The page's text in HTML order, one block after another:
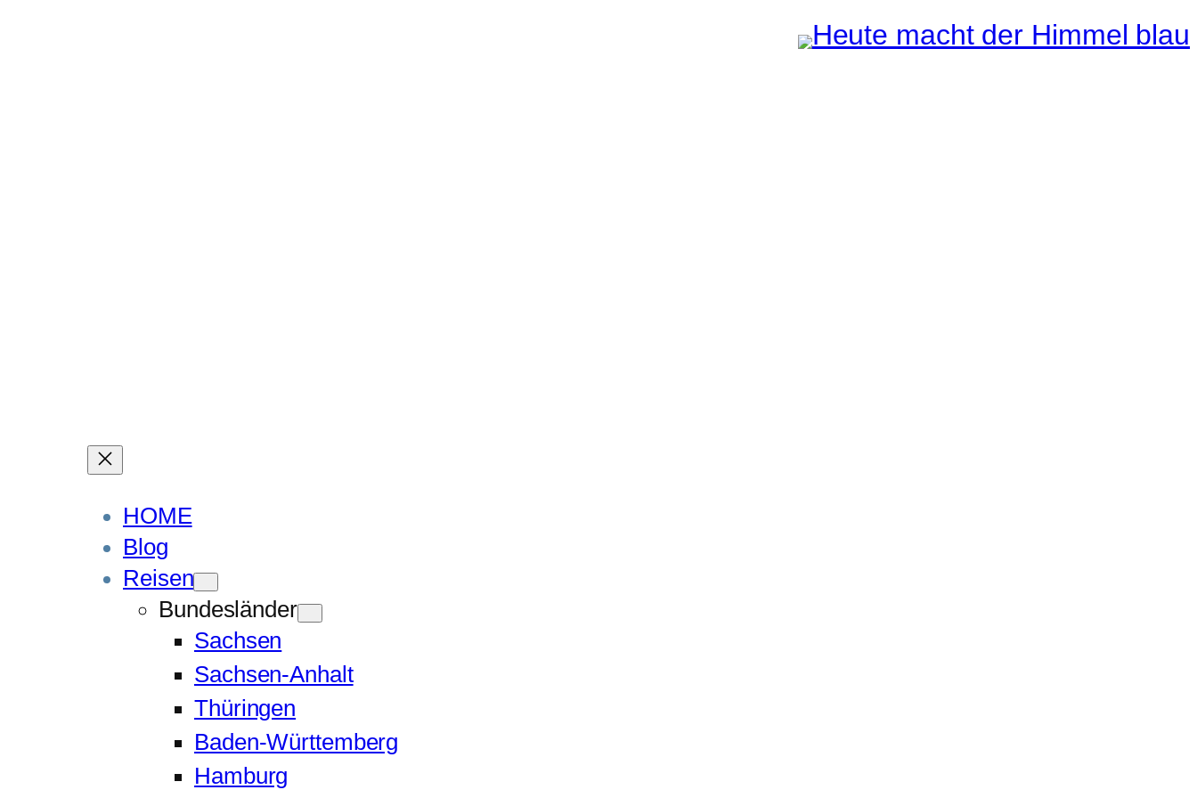
HOME
Blog
Reisen
Bundesländer
Sachsen
Sachsen-Anhalt
Thüringen
Baden-Württemberg
Hamburg